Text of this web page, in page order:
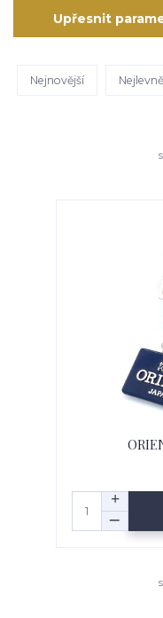
Upřesnit
Nejnovější